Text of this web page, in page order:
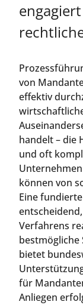
von
effektiv
handelt – die
und oft
können von
Eine
Verfahrens
bestmögliche
bietet
für
Anliegen